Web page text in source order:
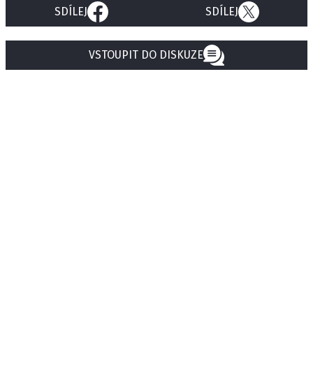
SDÍLEJ SDÍLEJ
VSTOUPIT DO DISKUZE